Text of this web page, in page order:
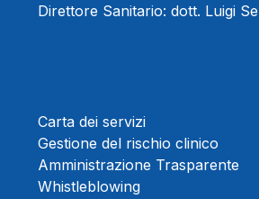
Direttore Sanitario: dott. Luigi
Carta dei servizi
Gestione del rischio clinico
Amministrazione Trasparente
Whistleblowing